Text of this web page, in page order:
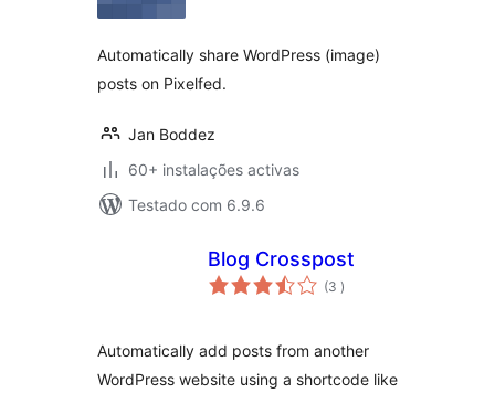
Automatically share WordPress (image)
posts on Pixelfed.
Jan Boddez
60+ instalações activas
Testado com 6.9.6
Blog Crosspost
(3 classificações
)
Automatically add posts from another
WordPress website using a shortcode like